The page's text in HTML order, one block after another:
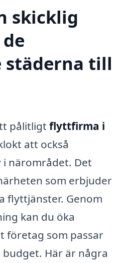
skicklig
städerna till
pålitligt flyttfirma i
att också
närområdet. Det
som erbjuder
flyttjänster. Genom
kan du öka
företag som passar
Här är några